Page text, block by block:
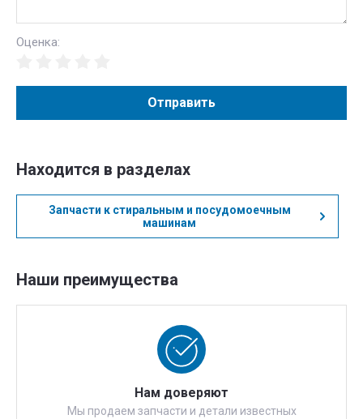
Оценка:
Отправить
Находится в разделах
Запчасти к стиральным и посудомоечным
машинам
Наши преимущества
Нам доверяют
Мы продаем запчасти и детали известных